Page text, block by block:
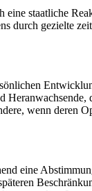
eine staatliche
durch gezielte
wenn deren
eine